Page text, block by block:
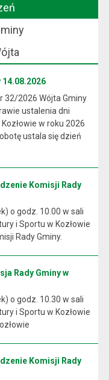
32/2026 Wójta Gminy
ustalenia dni
w roku 2026
ustala się dzień
Komisji Rady
o godz. 10.00 w sali
i Sportu w Kozłowie
Rady Gminy.
Rady Gminy w
o godz. 10.30 w sali
i Sportu w Kozłowie
Komisji Rady